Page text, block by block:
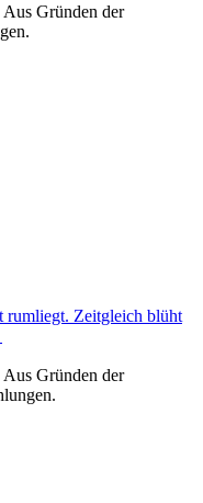
Aus Gründen der
rumliegt. Zeitgleich blüht
Aus Gründen der